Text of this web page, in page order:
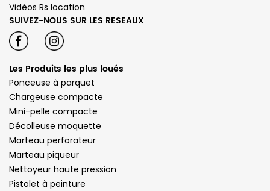
Vidéos Rs location
SUIVEZ-NOUS SUR LES RESEAUX
Les Produits les plus loués
Ponceuse à parquet
Chargeuse compacte
Mini-pelle compacte
Décolleuse moquette
Marteau perforateur
Marteau piqueur
Nettoyeur haute pression
Pistolet à peinture